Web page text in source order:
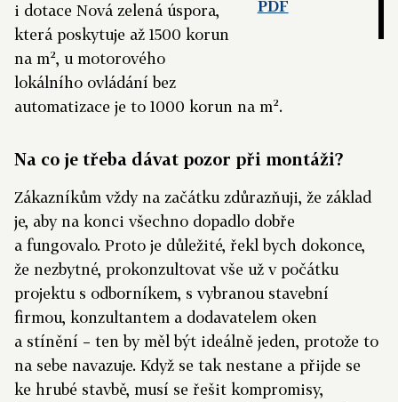
PDF
i dotace Nová zelená úspora,
která poskytuje až 1500 korun
na m², u motorového
lokálního ovládání bez
automatizace je to 1000 korun na m².
Na co je třeba dávat pozor při montáži?
Zákazníkům vždy na začátku zdůrazňuji, že základ
je, aby na konci všechno dopadlo dobře
a fungovalo. Proto je důležité, řekl bych dokonce,
že nezbytné, prokonzultovat vše už v počátku
projektu s odborníkem, s vybranou stavební
firmou, konzultantem a dodavatelem oken
a stínění – ten by měl být ideálně jeden, protože to
na sebe navazuje. Když se tak nestane a přijde se
ke hrubé stavbě, musí se řešit kompromisy,